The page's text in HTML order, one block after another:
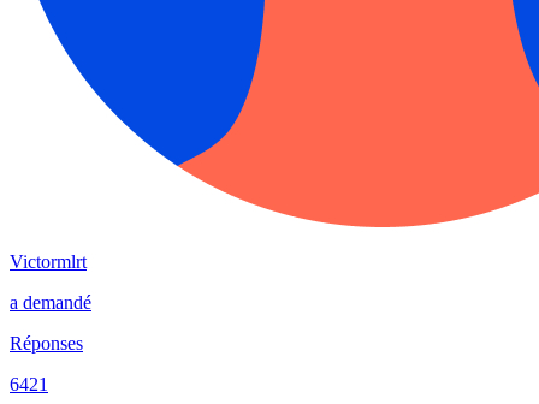
Victormlrt
a demandé
Réponses
6421